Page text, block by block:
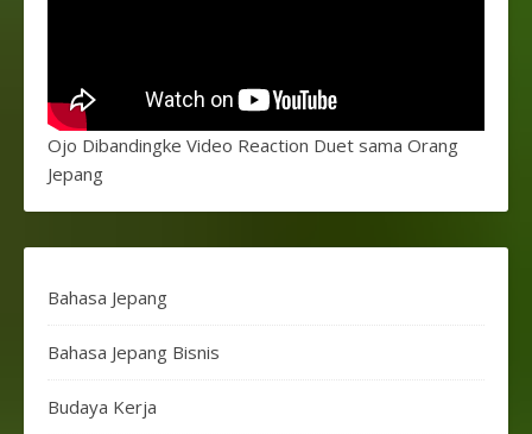
Ojo Dibandingke Video Reaction Duet sama Orang
Jepang
Bahasa Jepang
Bahasa Jepang Bisnis
Budaya Kerja